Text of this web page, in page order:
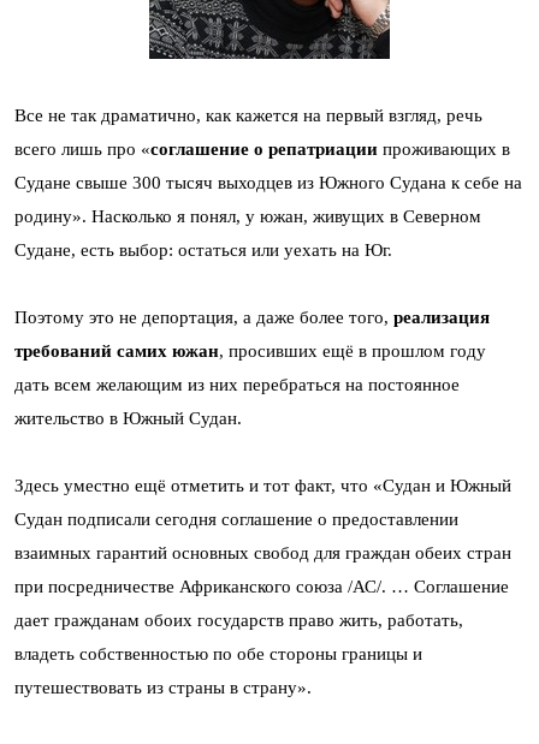
Все не так драматично, как кажется на первый взгляд, речь
всего лишь про «соглашение о репатриации проживающих в
Судане свыше 300 тысяч выходцев из Южного Судана к себе на
родину». Насколько я понял, у южан, живущих в Северном
Судане, есть выбор: остаться или уехать на Юг.
Поэтому это не депортация, а даже более того, реализация
требований самих южан, просивших ещё в прошлом году
дать всем желающим из них перебраться на постоянное
жительство в Южный Судан.
Здесь уместно ещё отметить и тот факт, что «Судан и Южный
Судан подписали сегодня соглашение о предоставлении
взаимных гарантий основных свобод для граждан обеих стран
при посредничестве Африканского союза /АС/. … Соглашение
дает гражданам обоих государств право жить, работать,
владеть собственностью по обе стороны границы и
путешествовать из страны в страну».